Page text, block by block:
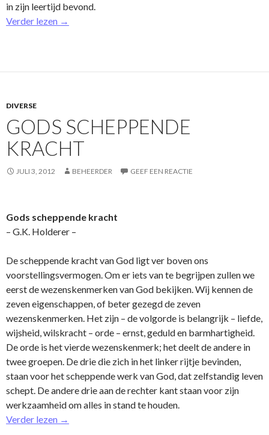
in zijn leertijd bevond.
Verder lezen →
DIVERSE
GODS SCHEPPENDE
KRACHT
JULI 3, 2012 BEHEERDER GEEF EEN REACTIE
Gods scheppende kracht
– G.K. Holderer –
De scheppende kracht van God ligt ver boven o­ns
voorstellingsvermogen. Om er iets van te begrijpen zullen we
eerst de wezenskenmerken van God bekijken. Wij kennen de
zeven eigenschappen, of beter gezegd de zeven
wezenskenmerken. Het zijn – de volgorde is belangrijk – liefde,
wijsheid, wilskracht – orde – ernst, geduld en barmhartigheid.
De orde is het vierde wezenskenmerk; het deelt de andere in
twee groepen. De drie die zich in het linker rijtje bevinden,
staan voor het scheppende werk van God, dat zelfstandig leven
schept. De andere drie aan de rechter kant staan voor zijn
werkzaamheid om alles in stand te houden.
Verder lezen →